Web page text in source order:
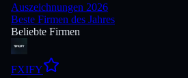
Auszeichnungen 2026
Beste Firmen des Jahres
Beliebte Firmen
FXIFY